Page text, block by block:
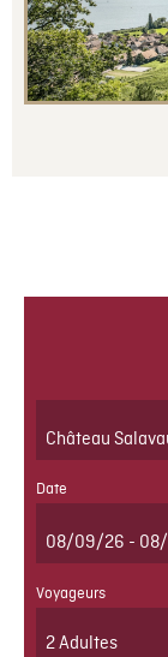
Date
Voyageurs
2 Adultes